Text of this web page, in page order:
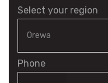
Select your region
Phone